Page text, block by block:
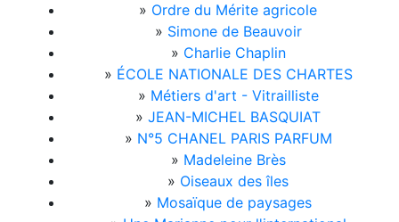
» Ordre du Mérite agricole
» Simone de Beauvoir
» Charlie Chaplin
» ÉCOLE NATIONALE DES CHARTES
» Métiers d'art - Vitrailliste
» JEAN-MICHEL BASQUIAT
» N°5 CHANEL PARIS PARFUM
» Madeleine Brès
» Oiseaux des îles
» Mosaïque de paysages